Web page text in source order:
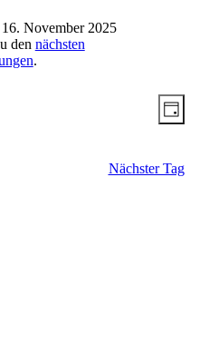
November 2025
den nächsten
.
Tag
Nächster Tag